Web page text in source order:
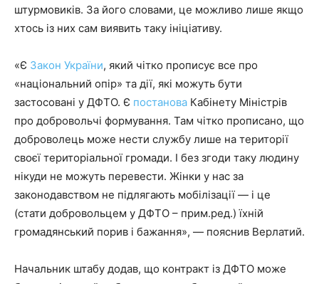
штурмовиків. За його словами, це можливо лише якщо
хтось із них сам виявить таку ініціативу.
«Є Закон України, який чітко прописує все про
«національний опір» та дії, які можуть бути
застосовані у ДФТО. Є постанова Кабінету Міністрів
про добровольчі формування. Там чітко прописано, що
доброволець може нести службу лише на території
своєї територіальної громади. І без згоди таку людину
нікуди не можуть перевести. Жінки у нас за
законодавством не підлягають мобілізації — і це
(стати добровольцем у ДФТО – прим.ред.) їхній
громадянський порив і бажання», — пояснив Верлатий.
Начальник штабу додав, що контракт із ДФТО може